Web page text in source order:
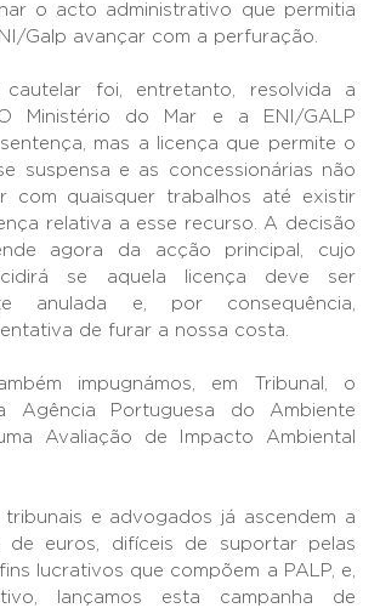
o acto administrativo que permitia
Galp avançar com a perfuração.
foi, entretanto, resolvida a
Ministério do Mar e a ENI/GALP
mas a licença que permite o
suspensa e as concessionárias não
com quaisquer trabalhos até existir
relativa a esse recurso. A decisão
agora da acção principal, cujo
se aquela licença deve ser
anulada e, por consequência,
de furar a nossa costa.
impugnámos, em Tribunal, o
Agência Portuguesa do Ambiente
Avaliação de Impacto Ambiental
e advogados já ascendem a
de euros, difíceis de suportar pelas
lucrativos que compõem a PALP, e,
lançamos esta campanha de